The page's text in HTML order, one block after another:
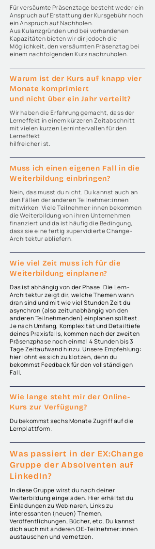
Für versäumte Präsenztage besteht weder ein
Anspruch auf Erstattung der Kursgebühr noch
ein Anspruch auf Nachholen.
Aus Kulanzgründen und bei vorhandenen
Kapazitäten bieten wir dir jedoch die
Möglichkeit, den versäumten Präsenztag bei
einem nachfolgenden Kurs nachzuholen.
Warum ist der Kurs auf knapp vier
Monate komprimiert
und nicht über ein Jahr verteilt?
Wir haben die Erfahrung gemacht, dass der
Lerneffekt in einem kürzeren Zeitabschnitt
mit vielen kurzen Lernintervallen für den
Lerneffekt
hilfreicher ist.
Muss ich einen eigenen Fall in die
Weiterbildung einbringen?
Nein, das musst du nicht. Du kannst auch an
den Fällen der anderen Teilnehmer:innen
mitwirken. Viele Teilnehmer:innen bekommen
die Weiterbildung von ihren Unternehmen
finanziert und da ist häufig die Bedingung,
dass sie eine fertig supervidierte Change-
Architektur abliefern.
Wie viel Zeit muss ich für die
Weiterbildung einplanen?
Das ist abhängig von der Phase. Die Lern-
Architektur zeigt dir, welche Themen wann
dran sind und mit wie viel Stunden Zeit du
asynchron (also zeitunabhängig von den
anderen Teilnehmenden) einplanen solltest.
Je nach Umfang, Komplexität und Detailtiefe
deines Praxisfalls, kommen nach der zweiten
Präsenzphase noch einmal 4 Stunden bis 3
Tage Zeitaufwand hinzu. Unsere Empfehlung:
hier lohnt es sich zu klotzen, denn du
bekommst Feedback für den vollständigen
Fall.
Wie lange steht mir der Online-
Kurs zur Verfügung?
Du bekommst sechs Monate Zugriff auf die
Lernplattform.
Was passiert in der EX:Change
Gruppe der Absolventen auf
LinkedIn?
In diese Gruppe wirst du nach deiner
Weiterbildung eingeladen. Hier erhältst du
Einladungen zu Webinaren, Links zu
interessanten (neuen) Themen,
Veröffentlichungen, Bücher, etc. Du kannst
dich auch mit anderen OE-Teilnehmer:innen
austauschen und vernetzen.